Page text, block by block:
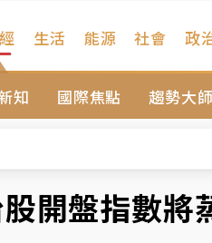
知 國際焦點 趨勢大師
生活 能源 社會 政
長至晚上7時
開盤指數將